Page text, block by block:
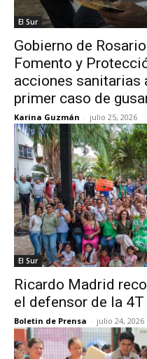
El Sur
Gobierno de
Fomento y
acciones sanitarias
primer caso de
Karina Guzmán - julio 25, 2026
El Sur
Ricardo Madrid
el defensor de la
Boletin de Prensa - julio 24, 2026